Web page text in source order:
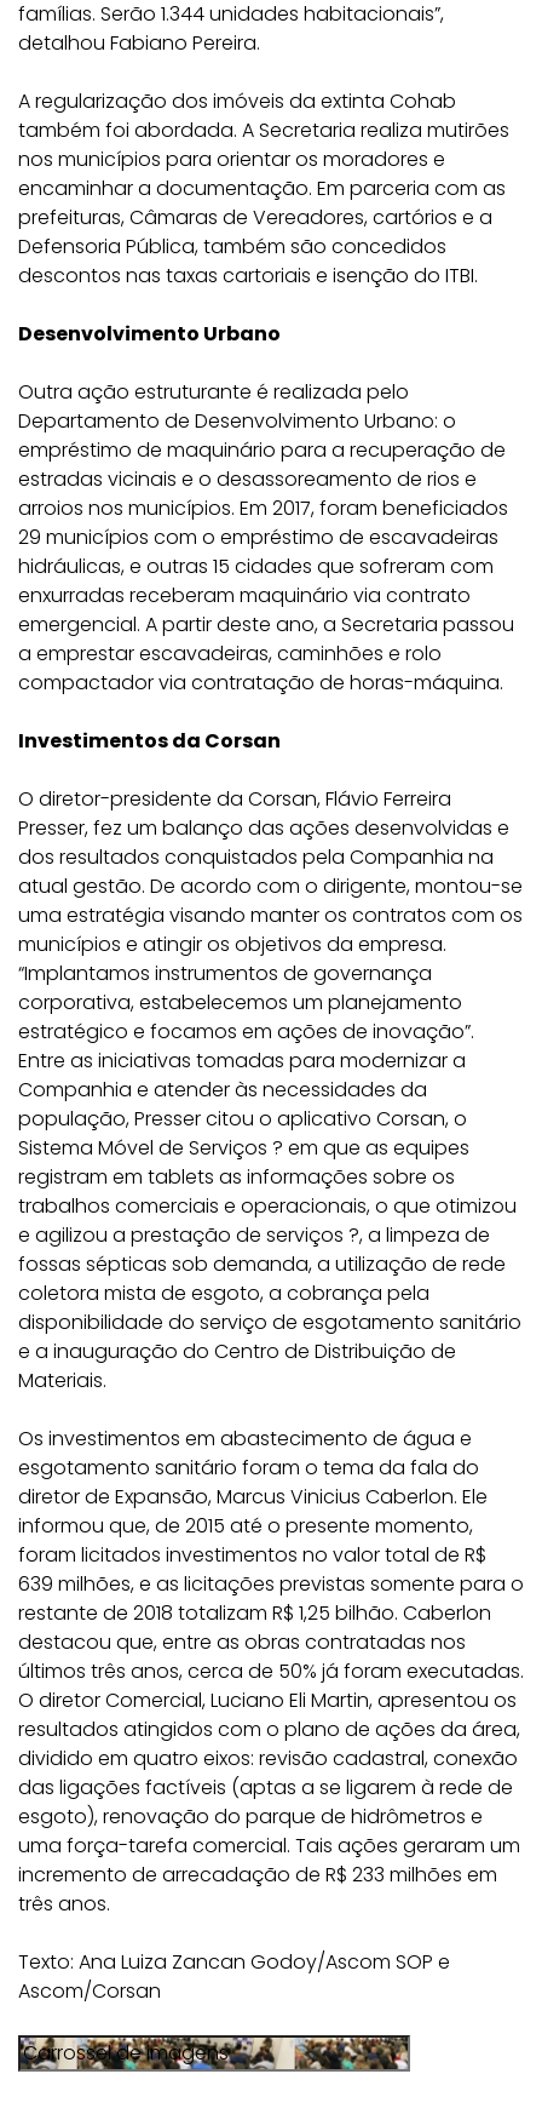
famílias. Serão 1.344 unidades habitacionais”,
detalhou Fabiano Pereira.
A regularização dos imóveis da extinta Cohab
também foi abordada. A Secretaria realiza mutirões
nos municípios para orientar os moradores e
encaminhar a documentação. Em parceria com as
prefeituras, Câmaras de Vereadores, cartórios e a
Defensoria Pública, também são concedidos
descontos nas taxas cartoriais e isenção do ITBI.
Desenvolvimento Urbano
Outra ação estruturante é realizada pelo
Departamento de Desenvolvimento Urbano: o
empréstimo de maquinário para a recuperação de
estradas vicinais e o desassoreamento de rios e
arroios nos municípios. Em 2017, foram beneficiados
29 municípios com o empréstimo de escavadeiras
hidráulicas, e outras 15 cidades que sofreram com
enxurradas receberam maquinário via contrato
emergencial. A partir deste ano, a Secretaria passou
a emprestar escavadeiras, caminhões e rolo
compactador via contratação de horas-máquina.
Investimentos da Corsan
O diretor-presidente da Corsan, Flávio Ferreira
Presser, fez um balanço das ações desenvolvidas e
dos resultados conquistados pela Companhia na
atual gestão. De acordo com o dirigente, montou-se
uma estratégia visando manter os contratos com os
municípios e atingir os objetivos da empresa.
“Implantamos instrumentos de governança
corporativa, estabelecemos um planejamento
estratégico e focamos em ações de inovação”.
Entre as iniciativas tomadas para modernizar a
Companhia e atender às necessidades da
população, Presser citou o aplicativo Corsan, o
Sistema Móvel de Serviços ? em que as equipes
registram em tablets as informações sobre os
trabalhos comerciais e operacionais, o que otimizou
e agilizou a prestação de serviços ?, a limpeza de
fossas sépticas sob demanda, a utilização de rede
coletora mista de esgoto, a cobrança pela
disponibilidade do serviço de esgotamento sanitário
e a inauguração do Centro de Distribuição de
Materiais.
Os investimentos em abastecimento de água e
esgotamento sanitário foram o tema da fala do
diretor de Expansão, Marcus Vinicius Caberlon. Ele
informou que, de 2015 até o presente momento,
foram licitados investimentos no valor total de R$
639 milhões, e as licitações previstas somente para o
restante de 2018 totalizam R$ 1,25 bilhão. Caberlon
destacou que, entre as obras contratadas nos
últimos três anos, cerca de 50% já foram executadas.
O diretor Comercial, Luciano Eli Martin, apresentou os
resultados atingidos com o plano de ações da área,
dividido em quatro eixos: revisão cadastral, conexão
das ligações factíveis (aptas a se ligarem à rede de
esgoto), renovação do parque de hidrômetros e
uma força-tarefa comercial. Tais ações geraram um
incremento de arrecadação de R$ 233 milhões em
três anos.
Texto: Ana Luiza Zancan Godoy/Ascom SOP e
Ascom/Corsan